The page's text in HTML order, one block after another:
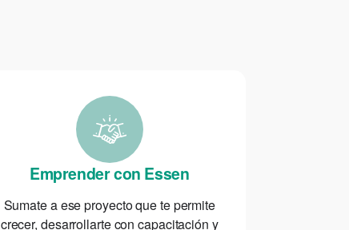
Emprender con Essen
Sumate a ese proyecto que te permite
crecer, desarrollarte con capacitación y